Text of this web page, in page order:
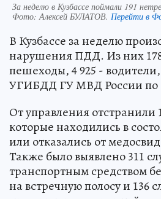
За неделю в Кузбассе поймали 191
Фото:Алексей БУЛАТОВ. Перейти в
В Кузбассе за неделю
нарушения ПДД. Из них
пешеходы, 4 925 -
УГИБДД ГУ МВД России по
От управления отстранили
которые находились в
или отказались от
Также было выявлено 311
транспортным средством
на встречную полосу и 136